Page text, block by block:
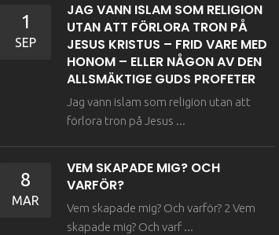
1
SEP
JAG VANN ISLAM SOM RELIGION
UTAN ATT FÖRLORA TRON PÅ
JESUS KRISTUS – FRID VARE MED
HONOM – ELLER NÅGON AV DEN
ALLSMÄKTIGE GUDS PROFETER
Jag vann islam som religion utan att
förlora tron på Jesus ...
8
MAR
VEM SKAPADE MIG? OCH
VARFÖR?
Vem skapade mig? Och varför? 2 Vem
skapade mig? Och varf ...